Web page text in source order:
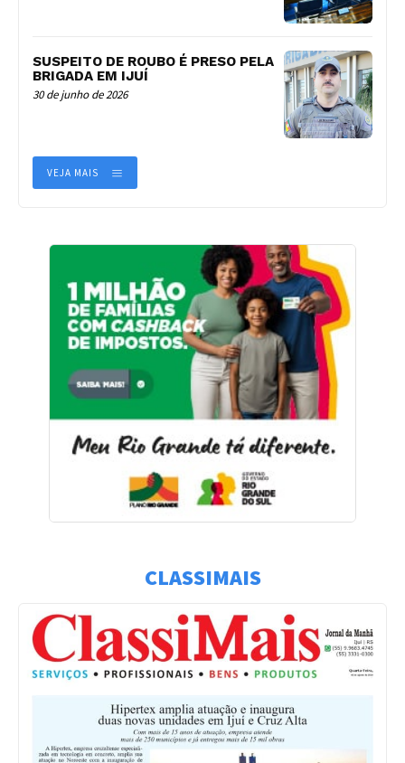
SUSPEITO DE ROUBO É PRESO PELA
BRIGADA EM IJUÍ
30 de junho de 2026
VEJA MAIS
CLASSIMAIS